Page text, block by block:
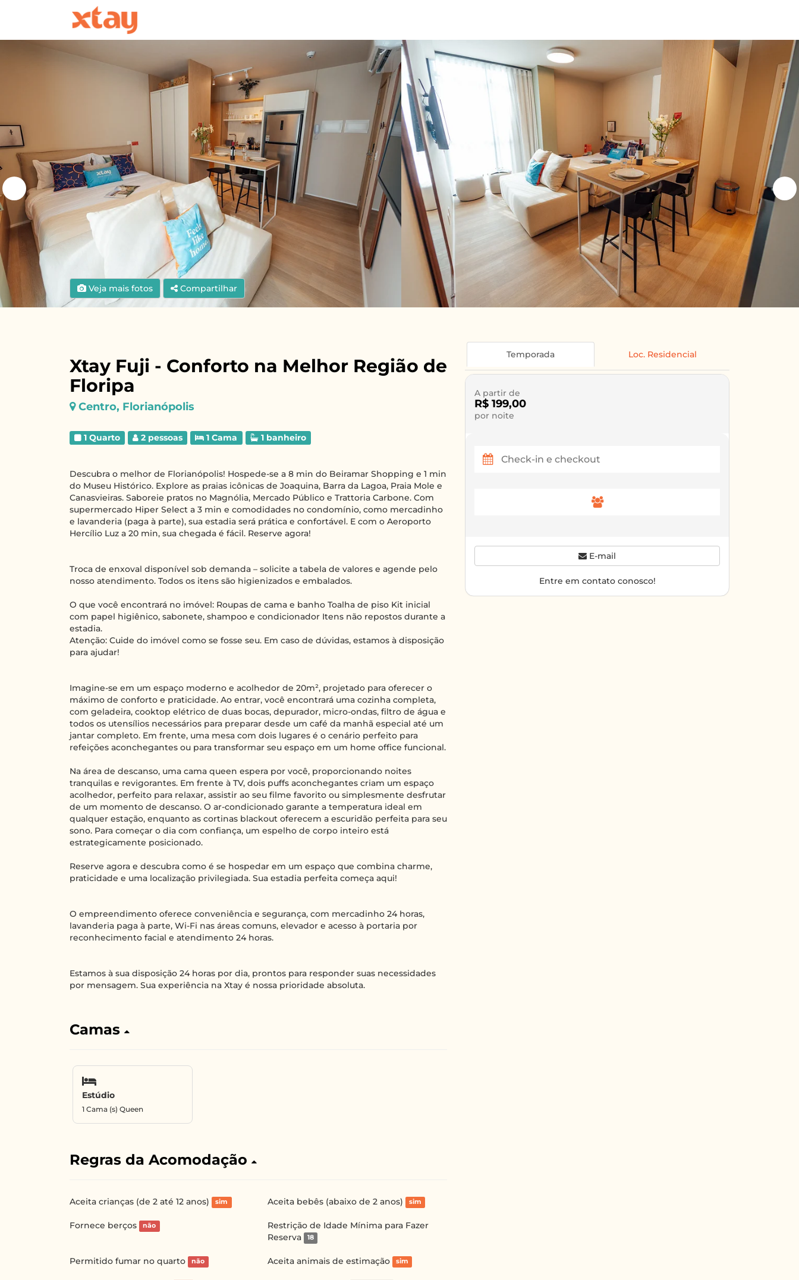
Veja mais fotos Compartilhar
Xtay Fuji - Conforto na Melhor Região de
Floripa
Centro, Florianópolis
1 Quarto 2 pessoas 1 Cama 1 banheiro
Descubra o melhor de Florianópolis! Hospede-se a 8 min do Beiramar Shopping e 1 min
do Museu Histórico. Explore as praias icônicas de Joaquina, Barra da Lagoa, Praia Mole e
Canasvieiras. Saboreie pratos no Magnólia, Mercado Público e Trattoria Carbone. Com
supermercado Hiper Select a 3 min e comodidades no condomínio, como mercadinho
e lavanderia (paga à parte), sua estadia será prática e confortável. E com o Aeroporto
Hercílio Luz a 20 min, sua chegada é fácil. Reserve agora!
Troca de enxoval disponível sob demanda – solicite a tabela de valores e agende pelo
nosso atendimento. Todos os itens são higienizados e embalados.
O que você encontrará no imóvel: Roupas de cama e banho Toalha de piso Kit inicial
com papel higiênico, sabonete, shampoo e condicionador Itens não repostos durante a
estadia.
Atenção: Cuide do imóvel como se fosse seu. Em caso de dúvidas, estamos à disposição
para ajudar!
Imagine-se em um espaço moderno e acolhedor de 20m², projetado para oferecer o
máximo de conforto e praticidade. Ao entrar, você encontrará uma cozinha completa,
com geladeira, cooktop elétrico de duas bocas, depurador, micro-ondas, filtro de água e
todos os utensílios necessários para preparar desde um café da manhã especial até um
jantar completo. Em frente, uma mesa com dois lugares é o cenário perfeito para
refeições aconchegantes ou para transformar seu espaço em um home office funcional.
Na área de descanso, uma cama queen espera por você, proporcionando noites
tranquilas e revigorantes. Em frente à TV, dois puffs aconchegantes criam um espaço
acolhedor, perfeito para relaxar, assistir ao seu filme favorito ou simplesmente desfrutar
de um momento de descanso. O ar-condicionado garante a temperatura ideal em
qualquer estação, enquanto as cortinas blackout oferecem a escuridão perfeita para seu
sono. Para começar o dia com confiança, um espelho de corpo inteiro está
estrategicamente posicionado.
Reserve agora e descubra como é se hospedar em um espaço que combina charme,
praticidade e uma localização privilegiada. Sua estadia perfeita começa aqui!
O empreendimento oferece conveniência e segurança, com mercadinho 24 horas,
lavanderia paga à parte, Wi-Fi nas áreas comuns, elevador e acesso à portaria por
reconhecimento facial e atendimento 24 horas.
Estamos à sua disposição 24 horas por dia, prontos para responder suas necessidades
por mensagem. Sua experiência na Xtay é nossa prioridade absoluta.
Camas
Estúdio
1 Cama (s) Queen
Regras da Acomodação
Aceita crianças (de 2 até 12 anos) sim Aceita bebês (abaixo de 2 anos) sim
Fornece berços não
Restrição de Idade Mínima para Fazer
Reserva
18
Permitido fumar no quarto não Aceita animais de estimação sim
Temporada Loc. Residencial
A partir de
R$ 199,00
por noite
E-mail
Entre em contato conosco!